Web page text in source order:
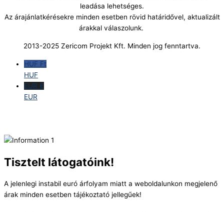
leadása lehetséges.
Az árajánlatkérésekre minden esetben rövid határidővel, aktualizált
árakkal válaszolunk.
2013-2025 Zericom Projekt Kft. Minden jog fenntartva.
HUF Ft
HUF
EUR €
EUR
Tisztelt látogatóink!
A jelenlegi instabil euró árfolyam miatt a weboldalunkon megjelenő
árak minden esetben tájékoztató jellegűek!